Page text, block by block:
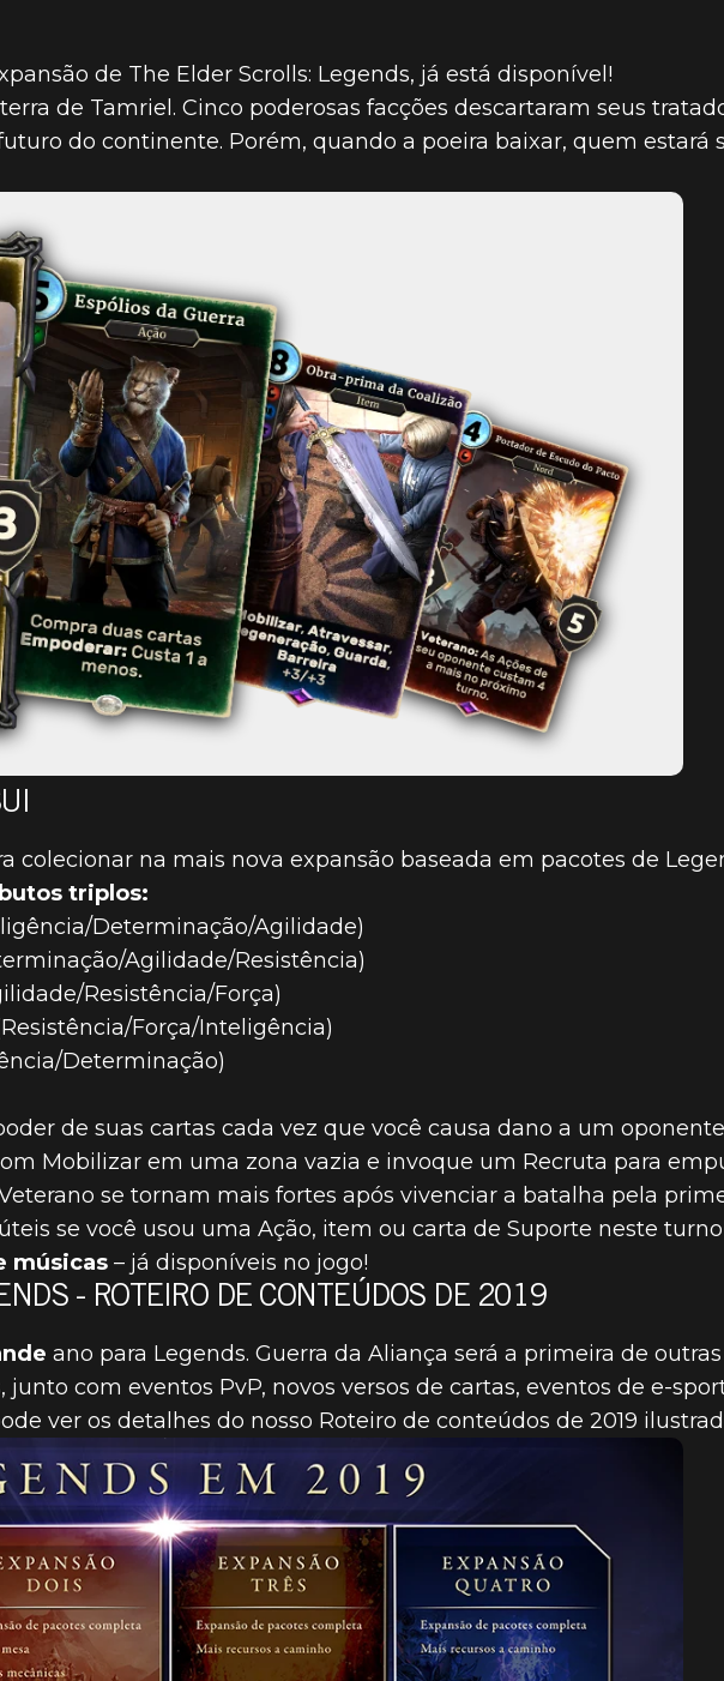
SEU LADO. THE
-
ESTÁ DISPONÍVEL!
de The Elder Scrolls: Legends, já está disponível!
de Tamriel. Cinco poderosas facções descartaram seus
do continente. Porém, quando a poeira baixar, quem estará
colecionar na mais nova expansão baseada em pacotes de
triplos:
Determinação/Agilidade)
Agilidade/Resistência)
Resistência/Força)
Força/Inteligência)
Determinação)
de suas cartas cada vez que você causa dano a um
Mobilizar em uma zona vazia e invoque um Recruta para
se tornam mais fortes após vivenciar a batalha pela
se você usou uma Ação, item ou carta de Suporte neste
músicas – já disponíveis no jogo!
- ROTEIRO DE CONTEÚDOS DE 2019
ano para Legends. Guerra da Aliança será a primeira de
junto com eventos PvP, novos versos de cartas, eventos de e-
ver os detalhes do nosso Roteiro de conteúdos de 2019